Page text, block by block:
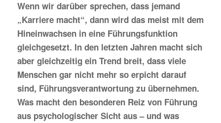
Wenn wir darüber sprechen, dass jemand
„Karriere macht“, dann wird das meist mit dem
Hineinwachsen in eine Führungsfunktion
gleichgesetzt. In den letzten Jahren macht sich
aber gleichzeitig ein Trend breit, dass viele
Menschen gar nicht mehr so erpicht darauf
sind, Führungsverantwortung zu übernehmen.
Was macht den besonderen Reiz von Führung
aus psychologischer Sicht aus – und was